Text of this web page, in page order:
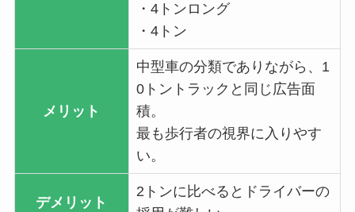
・4トンロング
・4トン
メリット
中型車の分類でありながら、1
0トントラックと同じ広告面
積。
最も歩行者の視界に入りやす
い。
デメリット
2トンに比べるとドライバーの